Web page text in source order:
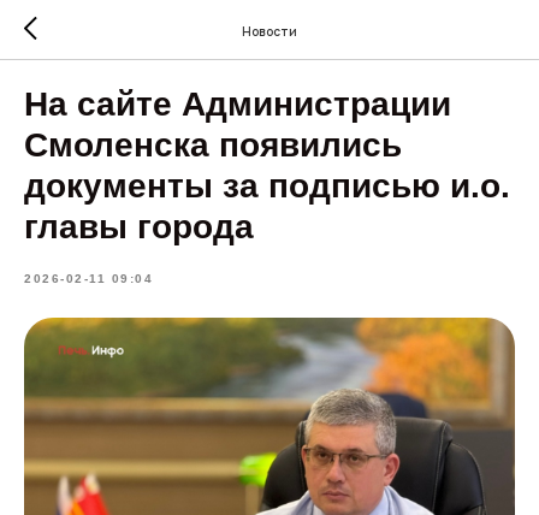
Новости
На сайте Администрации
Смоленска появились
документы за подписью и.о.
главы города
2026-02-11 09:04